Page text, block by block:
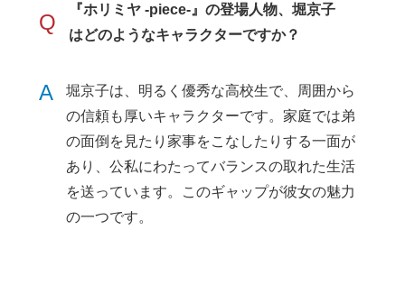
Q
『ホリミヤ -piece-』の登場人物、堀京子
はどのようなキャラクターですか？
A
堀京子は、明るく優秀な高校生で、周囲から
の信頼も厚いキャラクターです。家庭では弟
の面倒を見たり家事をこなしたりする一面が
あり、公私にわたってバランスの取れた生活
を送っています。このギャップが彼女の魅力
の一つです。